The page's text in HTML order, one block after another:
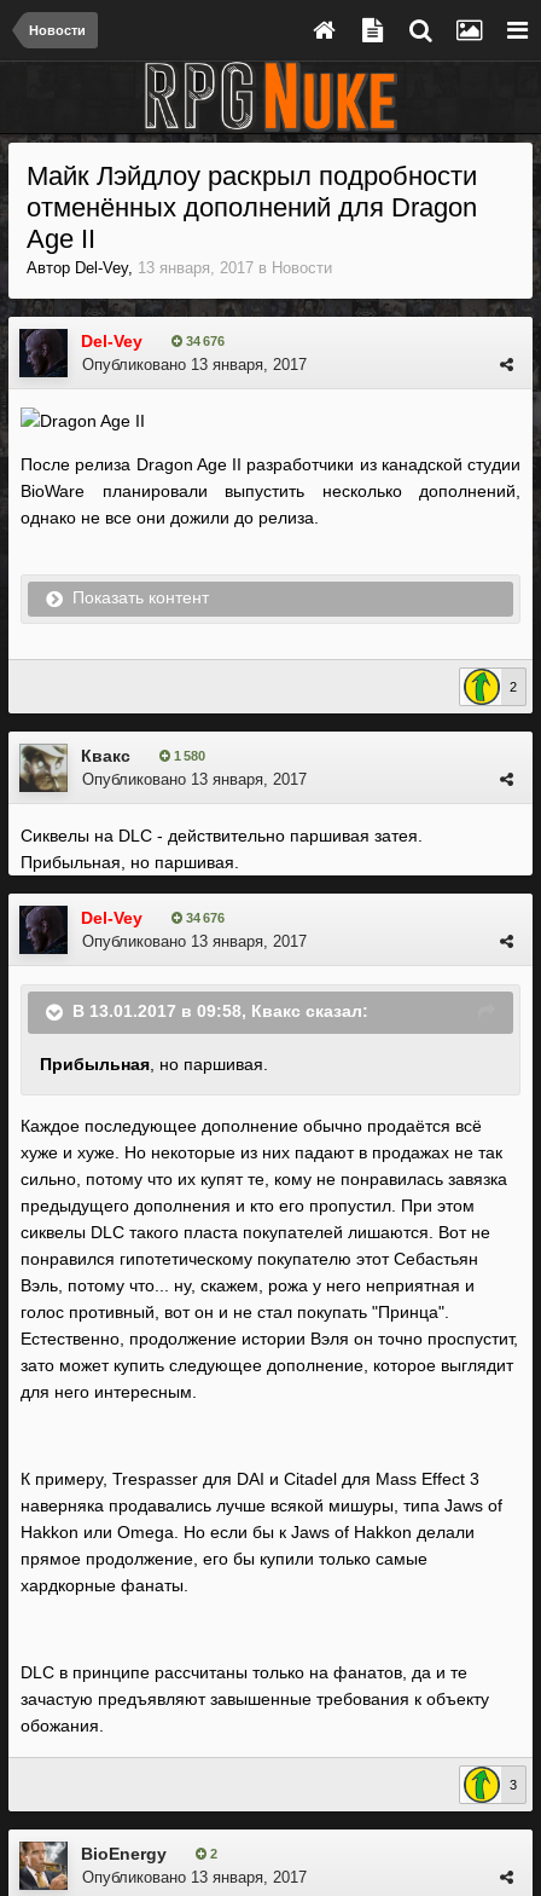
Новости
Майк Лэйдлоу раскрыл подробности
отменённых дополнений для Dragon
Age II
Автор Del-Vey, 13 января, 2017 в Новости
Del-Vey 34 676
Опубликовано 13 января, 2017
После релиза Dragon Age II разработчики из канадской студии
BioWare планировали выпустить несколько дополнений,
однако не все они дожили до релиза.
Показать контент
2
Квакс 1 580
Опубликовано 13 января, 2017
Сиквелы на DLC - действительно паршивая затея.
Прибыльная, но паршивая.
Del-Vey 34 676
Опубликовано 13 января, 2017
В 13.01.2017 в 09:58, Квакс сказал:
Прибыльная , но паршивая.
Каждое последующее дополнение обычно продаётся всё
хуже и хуже. Но некоторые из них падают в продажах не так
сильно, потому что их купят те, кому не понравилась завязка
предыдущего дополнения и кто его пропустил. При этом
сиквелы DLC такого пласта покупателей лишаются. Вот не
понравился гипотетическому покупателю этот Себастьян
Вэль, потому что... ну, скажем, рожа у него неприятная и
голос противный, вот он и не стал покупать "Принца".
Естественно, продолжение истории Вэля он точно проспустит,
зато может купить следующее дополнение, которое выглядит
для него интересным.
К примеру, Trespasser для DAI и Citadel для Mass Effect 3
наверняка продавались лучше всякой мишуры, типа Jaws of
Hakkon или Omega. Но если бы к Jaws of Hakkon делали
прямое продолжение, его бы купили только самые
хардкорные фанаты.
DLC в принципе рассчитаны только на фанатов, да и те
зачастую предъявляют завышенные требования к объекту
обожания.
3
BioEnergy 2
Опубликовано 13 января, 2017